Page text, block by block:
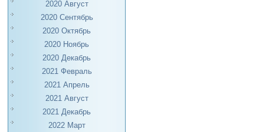
2020 Август
2020 Сентябрь
2020 Октябрь
2020 Ноябрь
2020 Декабрь
2021 Февраль
2021 Апрель
2021 Август
2021 Декабрь
2022 Март